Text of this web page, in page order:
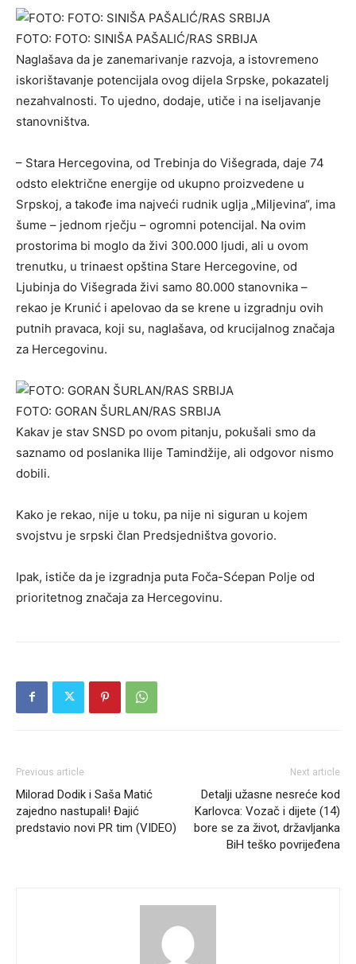
FOTO: FOTO: SINIŠA PAŠALIĆ/RAS SRBIJA
Naglašava da je zanemarivanje razvoja, a istovremeno
iskorištavanje potencijala ovog dijela Srpske, pokazatelj
nezahvalnosti. To ujedno, dodaje, utiče i na iseljavanje
stanovništva.
– Stara Hercegovina, od Trebinja do Višegrada, daje 74
odsto električne energije od ukupno proizvedene u
Srpskoj, a takođe ima najveći rudnik uglja „Miljevina“, ima
šume – jednom rječju – ogromni potencijal. Na ovim
prostorima bi moglo da živi 300.000 ljudi, ali u ovom
trenutku, u trinaest opština Stare Hercegovine, od
Ljubinja do Višegrada živi samo 80.000 stanovnika –
rekao je Krunić i apelovao da se krene u izgradnju ovih
putnih pravaca, koji su, naglašava, od krucijalnog značaja
za Hercegovinu.
FOTO: GORAN ŠURLAN/RAS SRBIJA
Kakav je stav SNSD po ovom pitanju, pokušali smo da
saznamo od poslanika Ilije Tamindžije, ali odgovor nismo
dobili.
Kako je rekao, nije u toku, pa nije ni siguran u kojem
svojstvu je srpski član Predsjedništva govorio.
Ipak, ističe da je izgradnja puta Foča-Sćepan Polje od
prioritetnog značaja za Hercegovinu.
Previous article
Milorad Dodik i Saša Matić
zajedno nastupali! Đajić
predstavio novi PR tim (VIDEO)
Next article
Detalji užasne nesreće kod
Karlovca: Vozač i dijete (14)
bore se za život, državljanka
BiH teško povrijeđena